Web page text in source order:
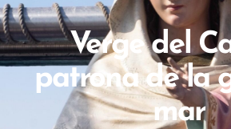
Verge del
patrona de la
mar